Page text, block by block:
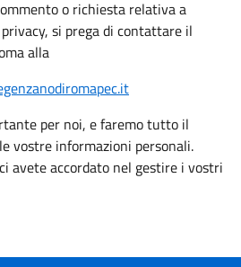
o richiesta relativa a
si prega di contattare il
alla
per noi, e faremo tutto il
vostre informazioni personali.
avete accordato nel gestire i vostri